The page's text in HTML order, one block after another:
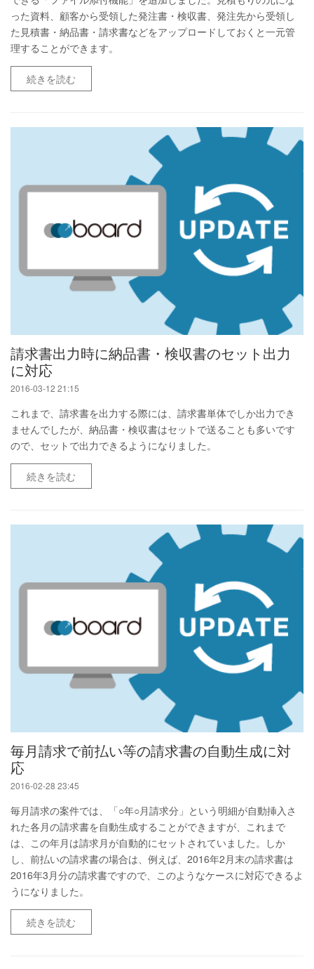
った資料、顧客から受領した発注書・検収書、発注先から受領し
た見積書・納品書・請求書などをアップロードしておくと一元管
理することができます。
続きを読む
請求書出力時に納品書・検収書のセット出力
に対応
2016-03-12 21:15
これまで、請求書を出力する際には、請求書単体でしか出力でき
ませんでしたが、納品書・検収書はセットで送ることも多いです
ので、セットで出力できるようになりました。
続きを読む
毎月請求で前払い等の請求書の自動生成に対
応
2016-02-28 23:45
毎月請求の案件では、「○年○月請求分」という明細が自動挿入さ
れた各月の請求書を自動生成することができますが、これまで
は、この年月は請求月が自動的にセットされていました。しか
し、前払いの請求書の場合は、例えば、2016年2月末の請求書は
2016年3月分の請求書ですので、このようなケースに対応できるよ
うになりました。
続きを読む